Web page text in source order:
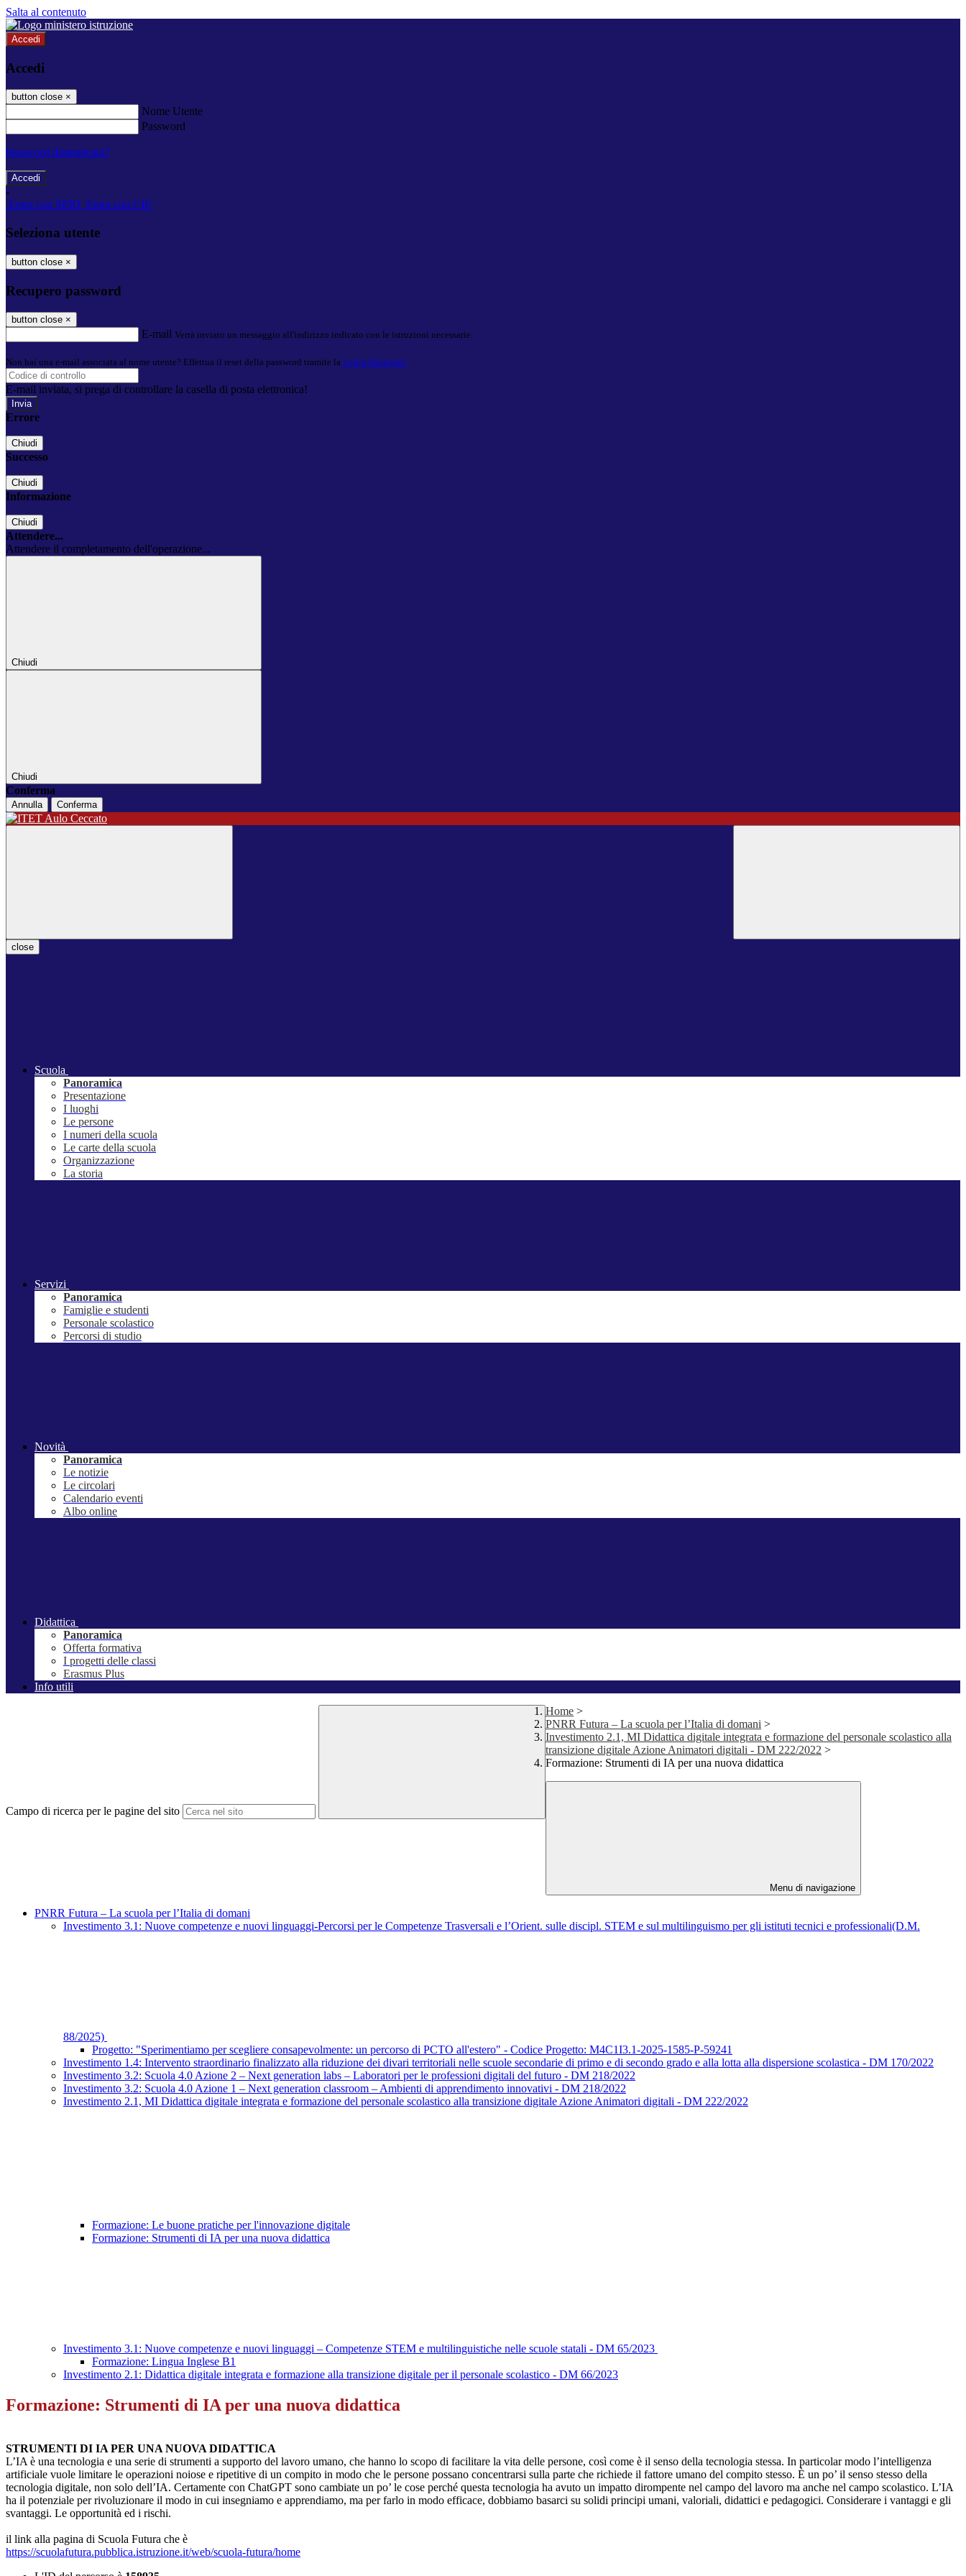
Salta al contenuto
Accedi
Accedi
button close ×
Nome Utente
Password
Password dimenticata?
-
Entra con SPID Entra con CIE
Seleziona utente
button close ×
Recupero password
button close ×
E-mail Verrà inviato un messaggio all'indirizzo indicato con le istruzioni necessarie.
Non hai una e-mail associata al nome utente? Effettua il reset della password tramite la Login Spaggiari
E-mail inviata, si prega di controllare la casella di posta elettronica!
Errore
Chiudi
Successo
Chiudi
Informazione
Chiudi
Attendere...
Attendere il completamento dell'operazione...
Chiudi
Chiudi
Conferma
Annulla Conferma
close
Scuola
Panoramica
Presentazione
I luoghi
Le persone
I numeri della scuola
Le carte della scuola
Organizzazione
La storia
Servizi
Panoramica
Famiglie e studenti
Personale scolastico
Percorsi di studio
Novità
Panoramica
Le notizie
Le circolari
Calendario eventi
Albo online
Didattica
Panoramica
Offerta formativa
I progetti delle classi
Erasmus Plus
Info utili
Campo di ricerca per le pagine del sito
Home >
PNRR Futura – La scuola per l’Italia di domani >
Investimento 2.1, MI Didattica digitale integrata e formazione del personale scolastico alla
transizione digitale Azione Animatori digitali - DM 222/2022 >
Formazione: Strumenti di IA per una nuova didattica
Menu di navigazione
PNRR Futura – La scuola per l’Italia di domani
Investimento 3.1: Nuove competenze e nuovi linguaggi-Percorsi per le Competenze Trasversali e l’Orient. sulle discipl. STEM e sul multilinguismo per gli istituti tecnici e professionali(D.M.
88/2025)
Progetto: "Sperimentiamo per scegliere consapevolmente: un percorso di PCTO all'estero" - Codice Progetto: M4C1I3.1-2025-1585-P-59241
Investimento 1.4: Intervento straordinario finalizzato alla riduzione dei divari territoriali nelle scuole secondarie di primo e di secondo grado e alla lotta alla dispersione scolastica - DM 170/2022
Investimento 3.2: Scuola 4.0 Azione 2 – Next generation labs – Laboratori per le professioni digitali del futuro - DM 218/2022
Investimento 3.2: Scuola 4.0 Azione 1 – Next generation classroom – Ambienti di apprendimento innovativi - DM 218/2022
Investimento 2.1, MI Didattica digitale integrata e formazione del personale scolastico alla transizione digitale Azione Animatori digitali - DM 222/2022
Formazione: Le buone pratiche per l'innovazione digitale
Formazione: Strumenti di IA per una nuova didattica
Investimento 3.1: Nuove competenze e nuovi linguaggi – Competenze STEM e multilinguistiche nelle scuole statali - DM 65/2023
Formazione: Lingua Inglese B1
Investimento 2.1: Didattica digitale integrata e formazione alla transizione digitale per il personale scolastico - DM 66/2023
Formazione: Strumenti di IA per una nuova didattica
STRUMENTI DI IA PER UNA NUOVA DIDATTICA
L’IA è una tecnologia e una serie di strumenti a supporto del lavoro umano, che hanno lo scopo di facilitare la vita delle persone, così come è il senso della tecnologia stessa. In particolar modo l’intelligenza
artificiale vuole limitare le operazioni noiose e ripetitive di un compito in modo che le persone possano concentrarsi sulla parte che richiede il fattore umano del compito stesso. È un po’ il senso stesso della
tecnologia digitale, non solo dell’IA. Certamente con ChatGPT sono cambiate un po’ le cose perché questa tecnologia ha avuto un impatto dirompente nel campo del lavoro ma anche nel campo scolastico. L’IA
ha il potenziale per rivoluzionare il modo in cui insegniamo e apprendiamo, ma per farlo in modo efficace, dobbiamo basarci su solidi principi umani, valoriali, didattici e pedagogici. Considerare i vantaggi e gli
svantaggi. Le opportunità ed i rischi.
il link alla pagina di Scuola Futura che è
https://scuolafutura.pubblica.istruzione.it/web/scuola-futura/home